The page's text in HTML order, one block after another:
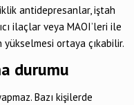
antidepresanlar, iştah
ilaçlar veya MAOI’leri ile
ortaya çıkabilir.
durumu
Bazı kişilerde